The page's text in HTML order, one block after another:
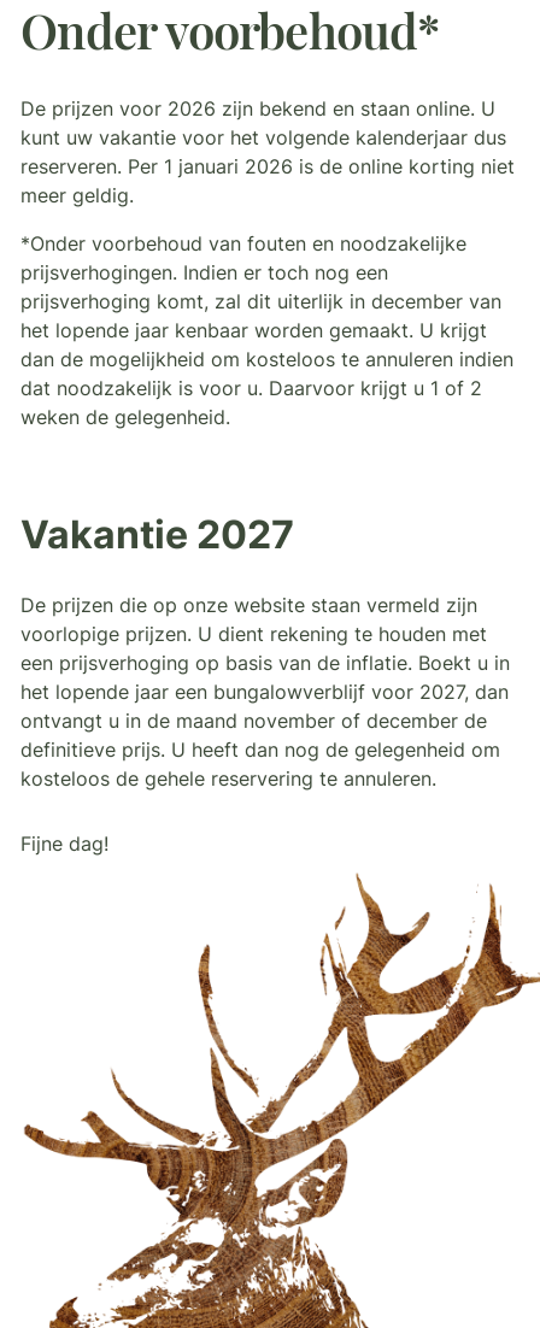
Onder voorbehoud*
De prijzen voor 2026 zijn bekend en staan online. U
kunt uw vakantie voor het volgende kalenderjaar dus
reserveren. Per 1 januari 2026 is de online korting niet
meer geldig.
*Onder voorbehoud van fouten en noodzakelijke
prijsverhogingen. Indien er toch nog een
prijsverhoging komt, zal dit uiterlijk in december van
het lopende jaar kenbaar worden gemaakt. U krijgt
dan de mogelijkheid om kosteloos te annuleren indien
dat noodzakelijk is voor u. Daarvoor krijgt u 1 of 2
weken de gelegenheid.
Vakantie 2027
De prijzen die op onze website staan vermeld zijn
voorlopige prijzen. U dient rekening te houden met
een prijsverhoging op basis van de inflatie. Boekt u in
het lopende jaar een bungalowverblijf voor 2027, dan
ontvangt u in de maand november of december de
definitieve prijs. U heeft dan nog de gelegenheid om
kosteloos de gehele reservering te annuleren.
Fijne dag!